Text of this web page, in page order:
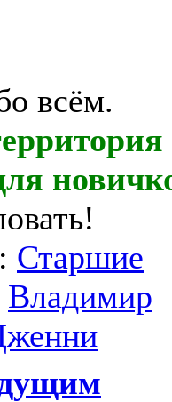
всём.
Старшие
Владимир